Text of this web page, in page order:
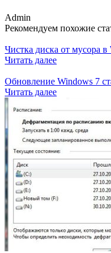
Admin
Рекомендуем похожие
Чистка диска от мусора в
Читать далее
Обновление Windows 7
Читать далее